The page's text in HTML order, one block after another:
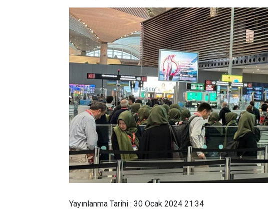
Yayınlanma Tarihi : 30 Ocak 2024 21:34